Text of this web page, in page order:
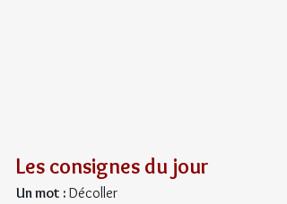
Les consignes du jour
Un mot : Décoller